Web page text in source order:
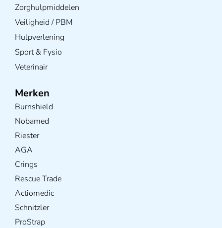
Zorghulpmiddelen
Veiligheid / PBM
Hulpverlening
Sport & Fysio
Veterinair
Merken
Burnshield
Nobamed
Riester
AGA
Crings
Rescue Trade
Actiomedic
Schnitzler
ProStrap